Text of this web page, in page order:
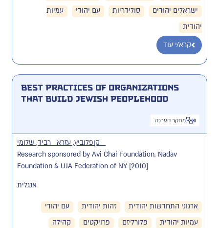
ישראלים יהודים
סולידריות עם יהודי
עמיות
יהודית
קרא/י עוד
Best Practices of Organizations
that Build Jewish Peoplehood
מחקר הערכה
קופלוביץ, עזרא
רביד, שלומי
Research sponsored by Avi Chai Foundation, Nadav
Foundation & UJA Federation of NY [2010]
אנגלית
ארגוני התחדשות יהודית זהות יהודית
עם יהודי
עמיות יהודית
פלורליזם פרויקטים
קהילה